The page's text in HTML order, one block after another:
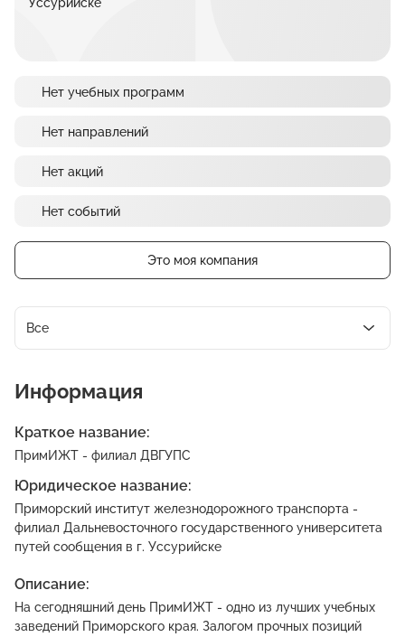
Нет учебных программ
Нет направлений
Нет акций
Нет событий
Это моя компания
Все
Информация
Краткое название:
ПримИЖТ - филиал ДВГУПС
Юридическое название:
Приморский институт железнодорожного транспорта -
филиал Дальневосточного государственного университета
путей сообщения в г. Уссурийске
Описание:
На сегодняшний день ПримИЖТ - одно из лучших учебных
заведений Приморского края. Залогом прочных позиций